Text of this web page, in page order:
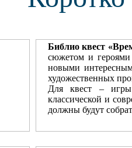
Библио квест
сюжетом и героями
новыми
художественных
Для квест – игры
классической и
должны будут